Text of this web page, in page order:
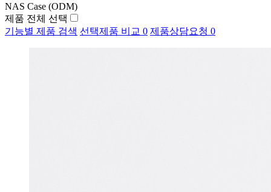
NAS Case (ODM)
제품 전체 선택
기능별 제품 검색 선택제품 비교 0 제품상담요청 0